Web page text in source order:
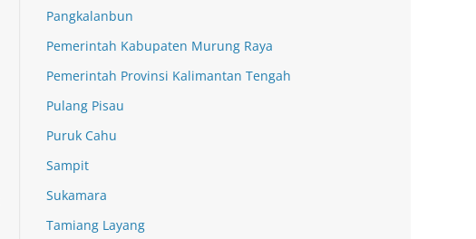
Pangkalanbun
Pemerintah Kabupaten Murung Raya
Pemerintah Provinsi Kalimantan Tengah
Pulang Pisau
Puruk Cahu
Sampit
Sukamara
Tamiang Layang